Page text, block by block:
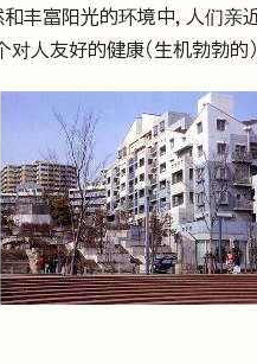
丰富阳光的环境中，人们
人友好的健康（生机勃勃的）